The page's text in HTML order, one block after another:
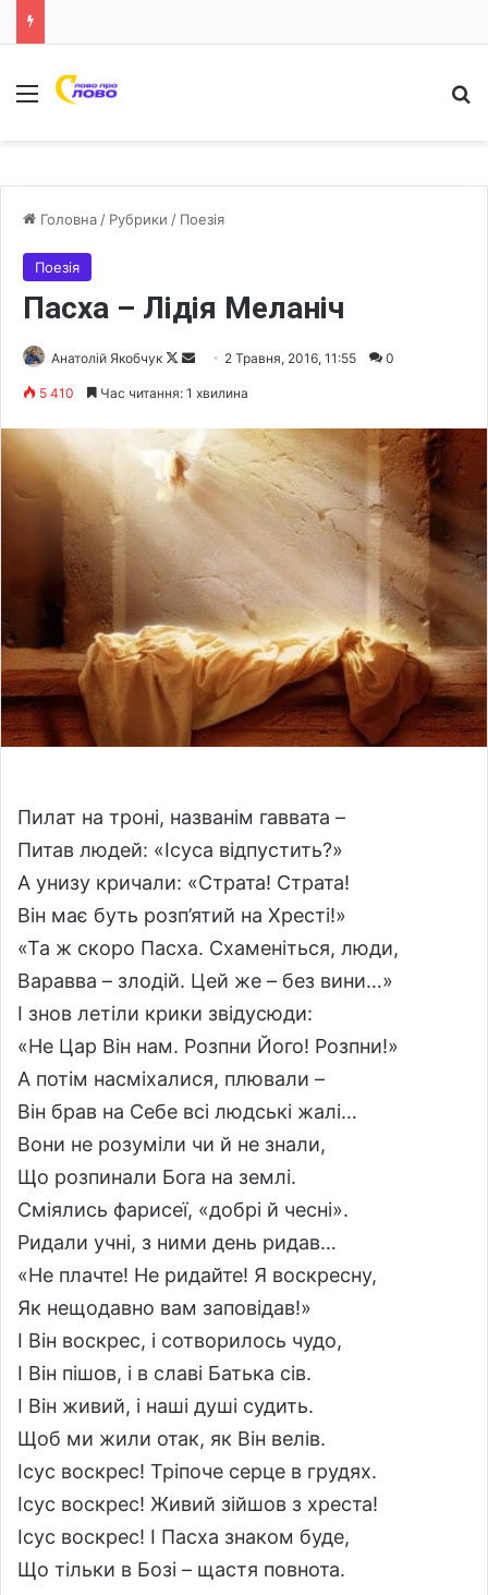
Меню
Головна / Рубрики / Поезія
Поезія
Пасха – Лідія Меланіч
Анатолій Якобчук
F
o
o
w
a
n
e
2 Травня, 2016, 11:55 0
5 410 Час читання: 1 хвилина
Пилат на троні, названім гаввата –
Питав людей: «Ісуса відпустить?»
А унизу кричали: «Страта! Страта!
Він має буть розп’ятий на Хресті!»
«Та ж скоро Пасха. Схаменіться, люди,
Варавва – злодій. Цей же – без вини…»
І знов летіли крики звідусюди:
«Не Цар Він нам. Розпни Його! Розпни!»
А потім насміхалися, плювали –
Він брав на Себе всі людські жалі…
Вони не розуміли чи й не знали,
Що розпинали Бога на землі.
Сміялись фарисеї, «добрі й чесні».
Ридали учні, з ними день ридав…
«Не плачте! Не ридайте! Я воскресну,
Як нещодавно вам заповідав!»
І Він воскрес, і сотворилось чудо,
І Він пішов, і в славі Батька сів.
І Він живий, і наші душі судить.
Щоб ми жили отак, як Він велів.
Ісус воскрес! Тріпоче серце в грудях.
Ісус воскрес! Живий зійшов з хреста!
Ісус воскрес! І Пасха знаком буде,
Що тільки в Бозі – щастя повнота.